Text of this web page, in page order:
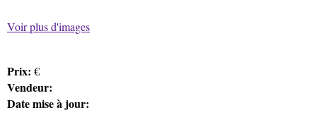
Voir plus d'images
Prix: €
Vendeur:
Date mise à jour: